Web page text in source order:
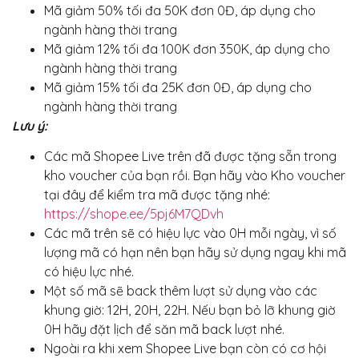
Mã giảm 50% tối đa 50K đơn 0Đ, áp dụng cho
ngành hàng thời trang
Mã giảm 12% tối đa 100K đơn 350K, áp dụng cho
ngành hàng thời trang
Mã giảm 15% tối đa 25K đơn 0Đ, áp dụng cho
ngành hàng thời trang
Lưu ý:
Các mã Shopee Live trên đã được tặng sẵn trong
kho voucher của bạn rồi. Bạn hãy vào Kho voucher
tại đây để kiểm tra mã được tặng nhé:
https://shope.ee/5pj6M7QDvh
Các mã trên sẽ có hiệu lực vào 0H mỗi ngày, vì số
lượng mã có hạn nên bạn hãy sử dụng ngay khi mã
có hiệu lực nhé.
Một số mã sẽ back thêm lượt sử dụng vào các
khung giờ: 12H, 20H, 22H. Nếu bạn bỏ lỡ khung giờ
0H hãy đặt lịch để săn mã back lượt nhé.
Ngoài ra khi xem Shopee Live bạn còn có cơ hội